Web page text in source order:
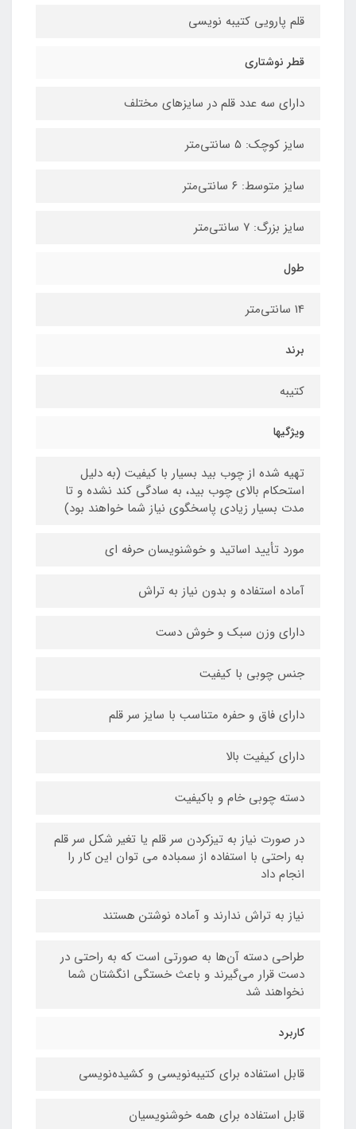
قلم پارویی کتیبه نویسی
قطر نوشتاری
دارای سه عدد قلم در سایزهای مختلف
سایز کوچک: ۵ سانتی‌متر
سایز متوسط: ۶ سانتی‌متر
سایز بزرگ: ۷ سانتی‌متر
طول
14 سانتی‌متر
برند
کتیبه
ویژگیها
تهیه شده از چوب بید بسیار با کیفیت (به دلیل
استحکام بالای چوب بید، به سادگی کند نشده و تا
مدت بسیار زیادی پاسخگوی نیاز شما خواهند بود)
مورد تأیید اساتید و خوشنویسان حرفه ای
آماده استفاده و بدون نیاز به تراش
دارای وزن سبک و خوش دست
جنس چوبی با کیفیت
دارای فاق و حفره متناسب با سایز سر قلم
دارای کیفیت بالا
دسته چوبی خام و باکیفیت
در صورت نیاز به تیزکردن سر قلم یا تغیر شکل سر قلم
به راحتی با استفاده از سمباده می توان این کار را
انجام داد
نیاز به تراش ندارند و آماده نوشتن هستند
طراحی دسته آن‌ها به صورتی است که به راحتی در
دست قرار می‌گیرند و باعث خستگی انگشتان شما
نخواهند شد
کاربرد
قابل استفاده برای کتیبه‌نویسی و کشیده‌نویسی
قابل استفاده برای همه خوشنویسیان